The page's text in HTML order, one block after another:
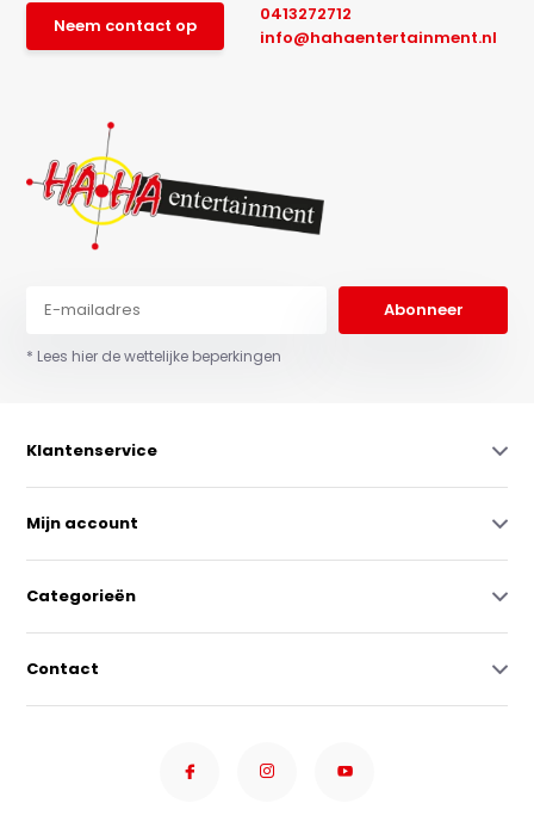
Neem contact op
0413272712
info@hahaentertainment.nl
Abonneer
* Lees hier de wettelijke beperkingen
Klantenservice
Mijn account
Categorieën
Contact